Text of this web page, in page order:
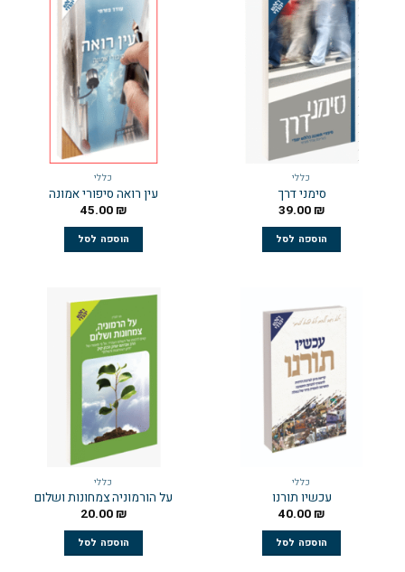
כללי
סימני דרך
39.00₪
הוספה לסל
כללי
עין רואה סיפורי אמונה
45.00₪
הוספה לסל
כללי
עכשיו תורנו
40.00₪
הוספה לסל
כללי
על הורמוניה צמחונות ושלום
20.00₪
הוספה לסל